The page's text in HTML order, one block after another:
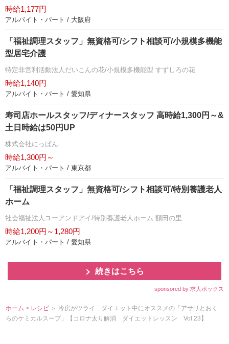
時給1,177円
アルバイト・パート / 大阪府
「福祉調理スタッフ」無資格可/シフト相談可/小規模多機能
型居宅介護
特定非営利活動法人だいこんの花/小規模多機能型 すずしろの花
時給1,140円
アルバイト・パート / 愛知県
寿司店ホールスタッフ/ディナースタッフ 高時給1,300円～&
土日時給は50円UP
株式会社にっぱん
時給1,300円～
アルバイト・パート / 東京都
「福祉調理スタッフ」無資格可/シフト相談可/特別養護老人
ホーム
社会福祉法人ユーアンドアイ/特別養護老人ホーム 額田の里
時給1,200円～1,280円
アルバイト・パート / 愛知県
続きはこちら
sponsored by 求人ボックス
ホーム > レシピ ＞ 冷房がツライ…ダイエット中にオススメの「アサリとおく
らのケミカルスープ」【コロナ太り解消 ダイエットレッスン Vol.23】